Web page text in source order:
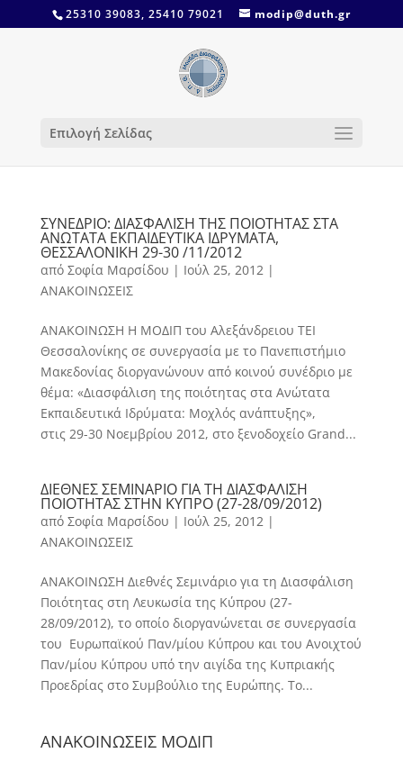
25310 39083, 25410 79021 modip@duth.gr
Επιλογή Σελίδας
ΣΥΝΕΔΡΙΟ: ΔΙΑΣΦΑΛΙΣΗ ΤΗΣ ΠΟΙΟΤΗΤΑΣ ΣΤΑ
ΑΝΩΤΑΤΑ ΕΚΠΑΙΔΕΥΤΙΚΑ ΙΔΡΥΜΑΤΑ,
ΘΕΣΣΑΛΟΝΙΚΗ 29-30 /11/2012
από Σοφία Μαρσίδου | Ιούλ 25, 2012|
ΑΝΑΚΟΙΝΩΣΕΙΣ
ΑΝΑΚΟΙΝΩΣΗ Η ΜΟΔΙΠ του Αλεξάνδρειου ΤΕΙ
Θεσσαλονίκης σε συνεργασία με το Πανεπιστήμιο
Μακεδονίας διοργανώνουν από κοινού συνέδριο με
θέμα: «Διασφάλιση της ποιότητας στα Ανώτατα
Εκπαιδευτικά Ιδρύματα: Μοχλός ανάπτυξης»,
στις 29-30 Νοεμβρίου 2012, στο ξενοδοχείο Grand...
ΔΙΕΘΝΕΣ ΣΕΜΙΝΑΡΙΟ ΓΙΑ ΤΗ ΔΙΑΣΦΑΛΙΣΗ
ΠΟΙΟΤΗΤΑΣ ΣΤΗΝ ΚΥΠΡΟ (27-28/09/2012)
από Σοφία Μαρσίδου | Ιούλ 25, 2012|
ΑΝΑΚΟΙΝΩΣΕΙΣ
ΑΝΑΚΟΙΝΩΣΗ Διεθνές Σεμινάριο για τη Διασφάλιση
Ποιότητας στη Λευκωσία της Κύπρου (27-
28/09/2012), το οποίο διοργανώνεται σε συνεργασία
του Ευρωπαϊκού Παν/μίου Κύπρου και του Ανοιχτού
Παν/μίου Κύπρου υπό την αιγίδα της Κυπριακής
Προεδρίας στο Συμβούλιο της Ευρώπης. Το...
ΑΝΑΚΟΙΝΩΣΕΙΣ ΜΟΔΙΠ